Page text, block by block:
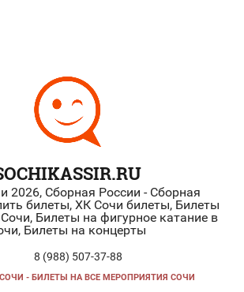
2026, Сборная России - Сборная
билеты, ХК Сочи билеты, Билеты
Билеты на фигурное катание в
Билеты на концерты
8 (988) 507-37-88
- БИЛЕТЫ НА ВСЕ МЕРОПРИЯТИЯ СОЧИ